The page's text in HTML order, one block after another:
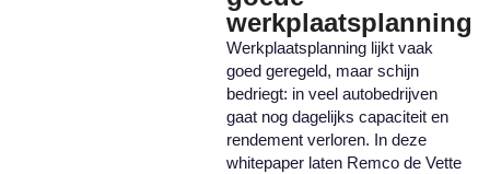
werkplaatsplanning
Werkplaatsplanning lijkt vaak
goed geregeld, maar schijn
bedriegt: in veel autobedrijven
gaat nog dagelijks capaciteit en
rendement verloren. In deze
whitepaper laten Remco de Vette